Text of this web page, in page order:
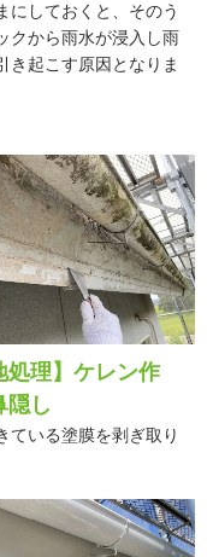
にしておくと、そのう
クから雨水が浸入し雨
き起こす原因となりま
処理】ケレン作
し
ている塗膜を剥ぎ取り